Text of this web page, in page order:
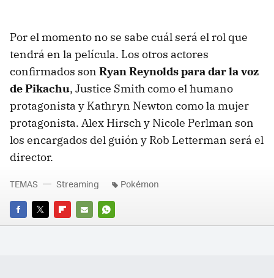
Por el momento no se sabe cuál será el rol que
tendrá en la película. Los otros actores
confirmados son Ryan Reynolds para dar la voz
de Pikachu, Justice Smith como el humano
protagonista y Kathryn Newton como la mujer
protagonista. Alex Hirsch y Nicole Perlman son
los encargados del guión y Rob Letterman será el
director.
FACEBOOK
TWITTERFLIPBOARD
E-
WHATSAPP
TEMAS Streaming Pokémon